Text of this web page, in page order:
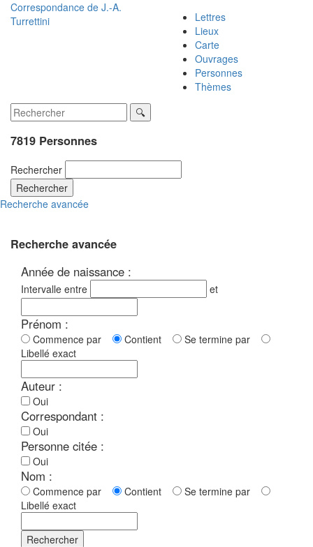
Correspondance de J.-A.
Turrettini
Lettres
Lieux
Carte
Ouvrages
Personnes
Thèmes
7819 Personnes
Rechercher
Rechercher
Recherche avancée
Recherche avancée
Année de naissance :
Intervalle entre et
Prénom :
Commence par Contient
Se termine par
Libellé exact
Auteur :
Oui
Correspondant :
Oui
Personne citée :
Oui
Nom :
Commence par Contient
Se termine par
Libellé exact
Rechercher